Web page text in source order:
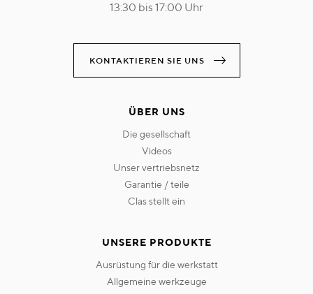
13:30 bis 17:00 Uhr
KONTAKTIEREN SIE UNS
ÜBER UNS
die gesellschaft
videos
unser vertriebsnetz
garantie / teile
clas stellt ein
UNSERE PRODUKTE
ausrüstung für die werkstatt
allgemeine werkzeuge